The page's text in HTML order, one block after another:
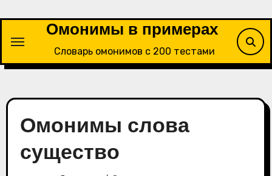
содержимому
Омонимы в примерах
Словарь омонимов с 200 тестами
Омонимы слова
существо